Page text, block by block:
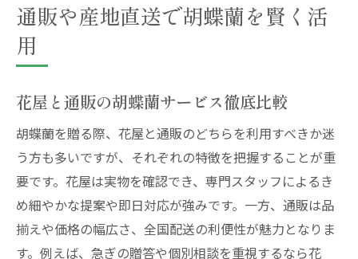
通販や産地直送で胡蝶蘭を賢く活
用
花屋と通販の胡蝶蘭サービス徹底比較
胡蝶蘭を贈る際、花屋と通販のどちらを利用すべきか迷
う方も多いですが、それぞれの特徴を把握することが重
要です。花屋は実物を確認でき、専門スタッフによるき
め細やかな提案や即日対応が強みです。一方、通販は品
揃えや価格の幅広さ、全国配送の利便性が魅力となりま
す。例えば、急ぎの贈答や個別相談を重視するなら花